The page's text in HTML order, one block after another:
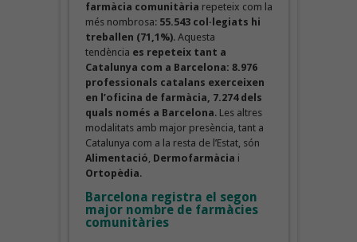
farmàcia comunitària repeteix com la
més nombrosa:55.543 col·legiats hi
treballen (71,1%). Aquesta
tendència es repeteix tant a
Catalunya com a Barcelona: 8.976
professionals catalans exerceixen
en l’oficina de farmàcia, 7.274 dels
quals només a Barcelona. Les altres
modalitats amb major presència, tant a
Catalunya com a la resta de l’Estat, són
Alimentació Dermofarmàcia i
Ortopèdia.
Barcelona registra el segon
major nombre de farmàcies
comunitàries